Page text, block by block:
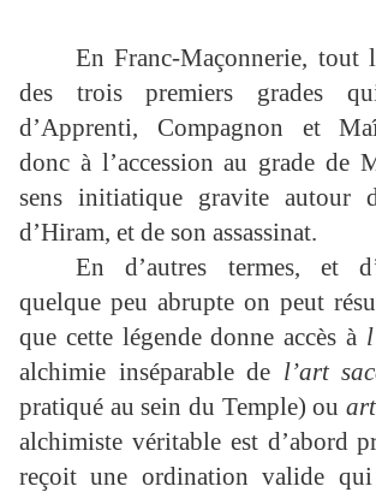
En Franc-Maçonnerie, tout
des trois premiers grades
d’Apprenti, Compagnon et
donc à l’accession au grade de
sens initiatique gravite autour
d’Hiram, et de son assassinat.
En d’autres termes, et
quelque peu abrupte on peut
que cette légende donne accès à
alchimie inséparable de l’art
pratiqué au sein du Temple) ou
alchimiste véritable est d’abord
reçoit une ordination valide